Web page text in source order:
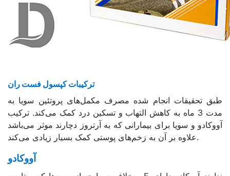
ترکیبات کپسول فست ران
طبق تحقیقات انجام شده مصرف مکمل‌های پروتئین سویا به
مدت 3 ماه به کاهش التهاب و تسکین درد کمک می‌کند. ترکیب
آووکادو و سویا برای بیمارانی که به آرتروز دچارند موثر می‌باشد
علاوه بر آن به زخم‌های پوستی کمک بسیار زیادی می‌کند.
آووکادو